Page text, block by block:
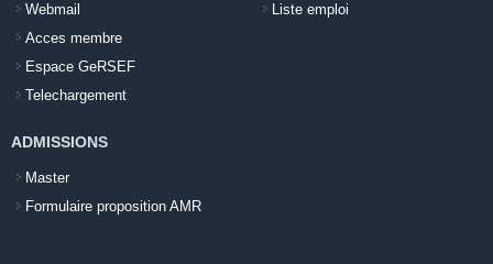
Webmail
Acces membre
Espace GeRSEF
Telechargement
Liste emploi
ADMISSIONS
Master
Formulaire proposition AMR